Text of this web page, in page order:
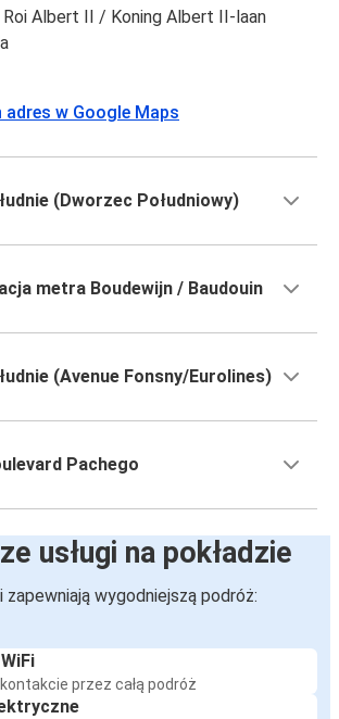
Roi Albert II / Koning Albert II-laan
w Google Maps
(Dworzec Południowy)
metra Boudewijn / Baudouin
(Avenue Fonsny/Eurolines)
Pachego
usługi na pokładzie
zapewniają wygodniejszą podróż:
przez całą podróż